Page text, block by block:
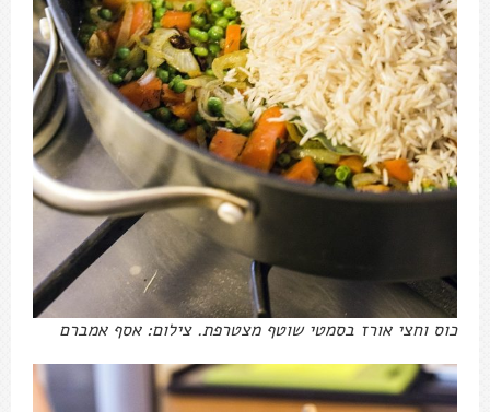
כוס וחצי אורז בסמטי שוטף מצטרפת. צילום: אסף אמברם